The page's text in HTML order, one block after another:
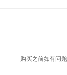
购买之前如有问题